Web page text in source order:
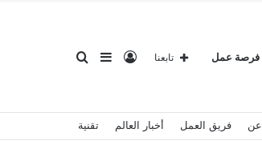
فرصة عمل بحثإضافةتسجيل تابعنا
عن فريق العمل أخبار العالم تقنية